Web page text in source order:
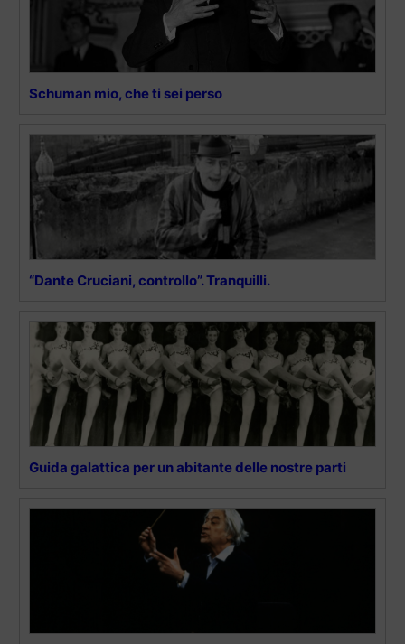
Schuman mio, che ti sei perso
“Dante Cruciani, controllo”. Tranquilli.
Guida galattica per un abitante delle nostre parti